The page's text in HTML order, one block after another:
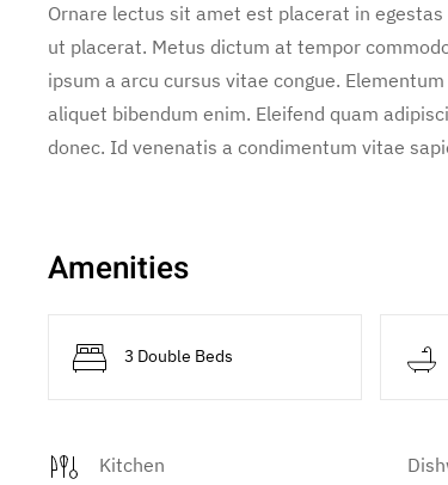
Ornare lectus sit amet est placerat in
ut placerat. Metus dictum at tempor
ipsum a arcu cursus vitae congue.
aliquet bibendum enim. Eleifend quam
donec. Id venenatis a condimentum vitae
Amenities
3 Double Beds
Kitchen